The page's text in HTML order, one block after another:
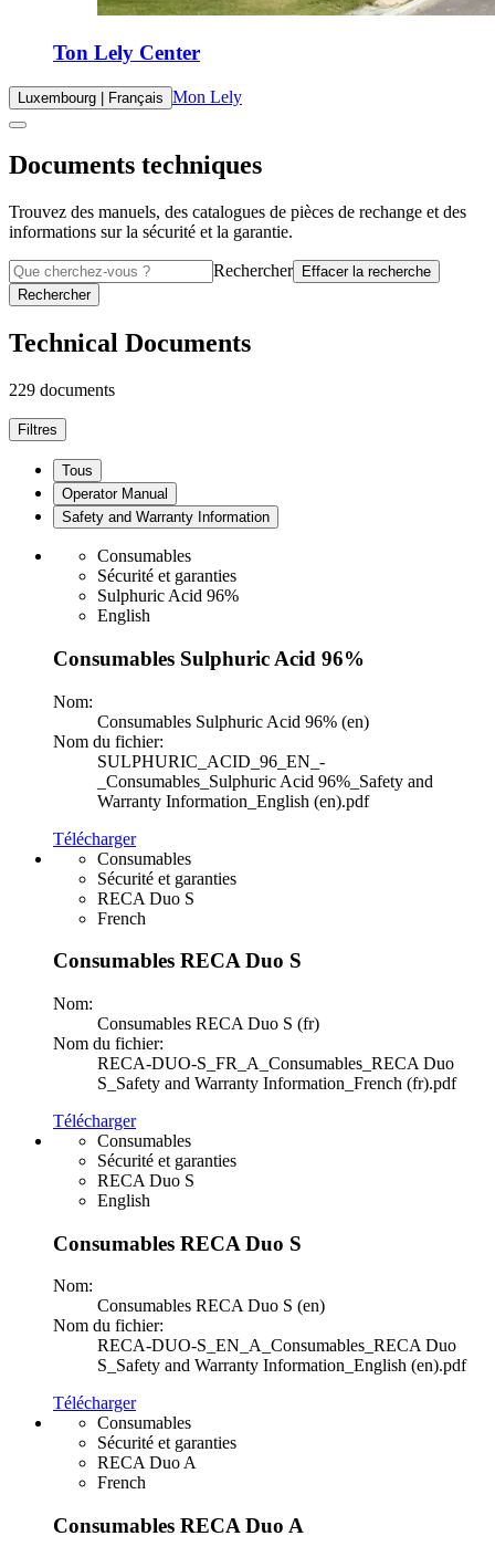
Ton Lely Center
Luxembourg | Français Mon Lely
Documents techniques
Trouvez des manuels, des catalogues de pièces de rechange et des
informations sur la sécurité et la garantie.
Rechercher
Effacer la recherche
Rechercher
Technical Documents
229 documents
Filtres
Tous
Operator Manual
Safety and Warranty Information
Consumables
Sécurité et garanties
Sulphuric Acid 96%
English
Consumables Sulphuric Acid 96%
Nom:
Consumables Sulphuric Acid 96% (en)
Nom du fichier:
SULPHURIC_ACID_96_EN_-
_Consumables_Sulphuric Acid 96%_Safety and
Warranty Information_English (en).pdf
Télécharger
Consumables
Sécurité et garanties
RECA Duo S
French
Consumables RECA Duo S
Nom:
Consumables RECA Duo S (fr)
Nom du fichier:
RECA-DUO-S_FR_A_Consumables_RECA Duo
S_Safety and Warranty Information_French (fr).pdf
Télécharger
Consumables
Sécurité et garanties
RECA Duo S
English
Consumables RECA Duo S
Nom:
Consumables RECA Duo S (en)
Nom du fichier:
RECA-DUO-S_EN_A_Consumables_RECA Duo
S_Safety and Warranty Information_English (en).pdf
Télécharger
Consumables
Sécurité et garanties
RECA Duo A
French
Consumables RECA Duo A